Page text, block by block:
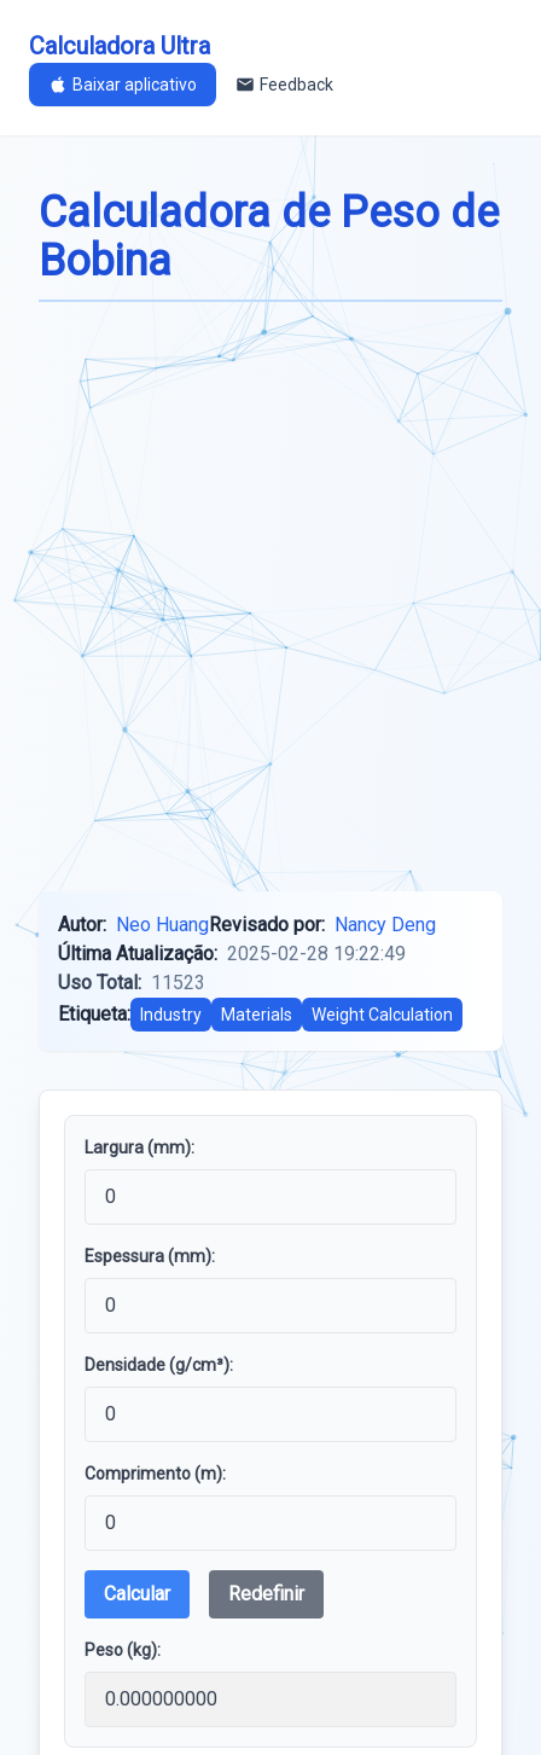
Calculadora Ultra
Baixar aplicativo Feedback
Calculadora de Peso de
Bobina
Autor: Neo HuangRevisado por: Nancy Deng
Última Atualização: 2025-02-28 19:22:49
Uso Total: 11523
Etiqueta:
Industry Materials Weight Calculation
Largura (mm):
Espessura (mm):
Densidade (g/cm³):
Comprimento (m):
Calcular Redefinir
Peso (kg):